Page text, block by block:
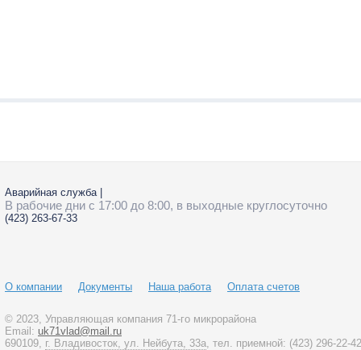
Аварийная служба |
В рабочие дни с 17:00 до 8:00, в выходные круглосуточно
(423) 263-67-33
О компании Документы Наша работа Оплата счетов
© 2023 , Управляющая компания 71-го микрорайона
Email: uk71vlad@mail.ru
690109, г. Владивосток, ул. Нейбута, 33а , тел. приемной: (423) 296-22-